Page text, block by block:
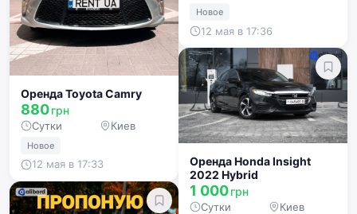
Оренда Toyota Camry
880грн
Сутки Киев
Новое
12 мая в 17:33
Новое
12 мая в 17:36
Оренда Honda Insight
2022 Hybrid
1 000грн
Сутки Киев